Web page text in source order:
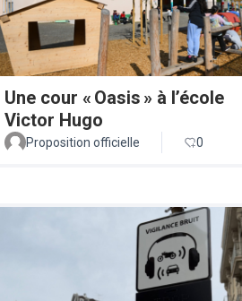
Une cour « Oasis » à l’école
Victor Hugo
Proposition officielle 0